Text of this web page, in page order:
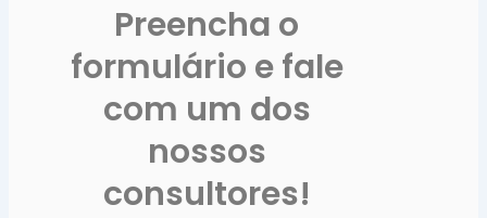
Preencha o
formulário e fale
com um dos
nossos
consultores!